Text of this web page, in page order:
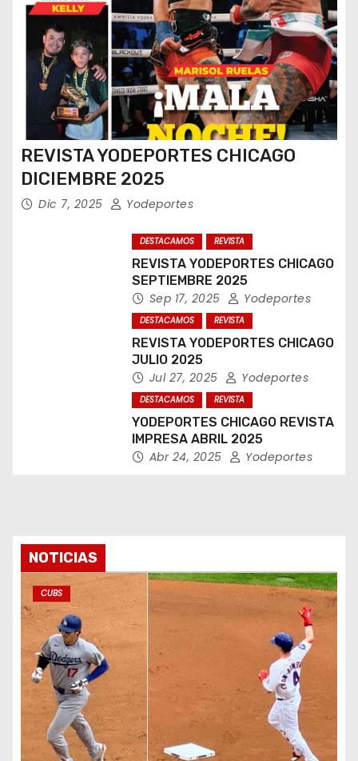
REVISTA YODEPORTES CHICAGO
DICIEMBRE 2025
Dic 7, 2025 Yodeportes
DESTACAMOS REVISTA
REVISTA YODEPORTES CHICAGO
SEPTIEMBRE 2025
Sep 17, 2025 Yodeportes
DESTACAMOS REVISTA
REVISTA YODEPORTES CHICAGO
JULIO 2025
Jul 27, 2025 Yodeportes
DESTACAMOS REVISTA
YODEPORTES CHICAGO REVISTA
IMPRESA ABRIL 2025
Abr 24, 2025 Yodeportes
NOTICIAS
CUBS